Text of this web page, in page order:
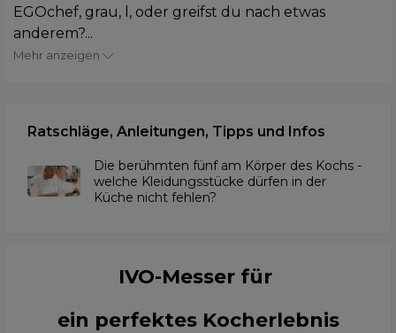
EGOchef, grau, l, oder greifst du nach etwas
anderem?...
Mehr anzeigen
Ratschläge, Anleitungen, Tipps und Infos
Die berühmten fünf am Körper des Kochs -
welche Kleidungsstücke dürfen in der
Küche nicht fehlen?
IVO-Messer für
ein perfektes Kocherlebnis